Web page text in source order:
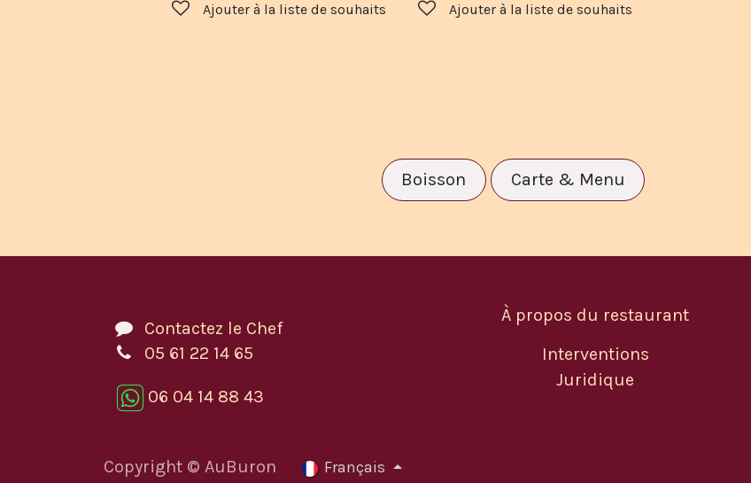
Ajouter à la liste de souhaits Ajouter à la liste de souhaits
Boisson Carte & Menu
À propos du restaurant
Interventions
Juridique
Contactez le Chef
05 61 22 14 65
06 04 14 88 43
Copyright © AuBuron Français